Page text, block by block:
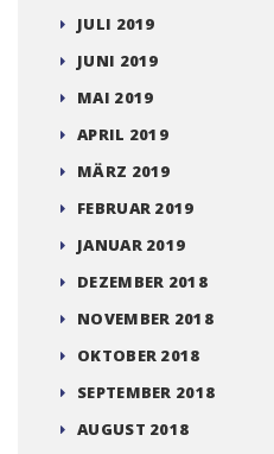
JULI 2019
JUNI 2019
MAI 2019
APRIL 2019
MÄRZ 2019
FEBRUAR 2019
JANUAR 2019
DEZEMBER 2018
NOVEMBER 2018
OKTOBER 2018
SEPTEMBER 2018
AUGUST 2018